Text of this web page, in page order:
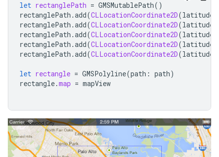
let rectanglePath = GMSMutablePath()
rectanglePath .add(CLLocationCoordinate2D(latitude
rectanglePath .add(CLLocationCoordinate2D(latitude
rectanglePath .add(CLLocationCoordinate2D(latitude
rectanglePath .add(CLLocationCoordinate2D(latitude
rectanglePath .add(CLLocationCoordinate2D(latitude
let rectangle = GMSPolyline(path : path)
rectangle.map = mapView